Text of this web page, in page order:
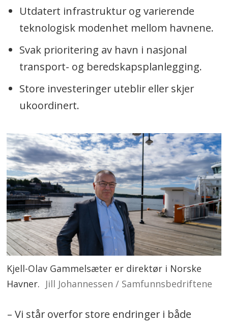
Utdatert infrastruktur og varierende
teknologisk modenhet mellom havnene.
Svak prioritering av havn i nasjonal
transport- og beredskapsplanlegging.
Store investeringer uteblir eller skjer
ukoordinert.
Kjell-Olav Gammelsæter er direktør i Norske
Havner. Jill Johannessen / Samfunnsbedriftene
– Vi står overfor store endringer i både